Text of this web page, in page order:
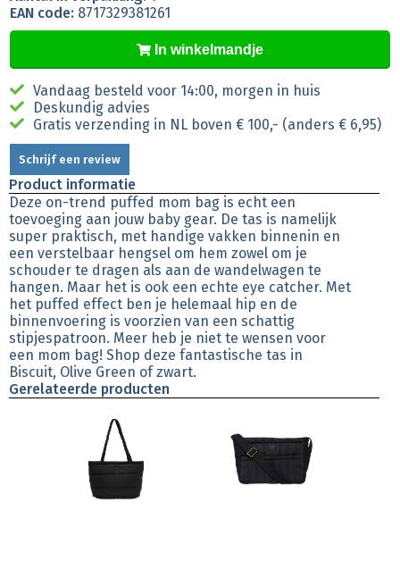
EAN code: 8717329381261
In winkelmandje
Vandaag besteld voor 14:00, morgen in huis
Deskundig advies
Gratis verzending in NL boven € 100,- (anders € 6,95)
Schrijf een review
Product informatie
Deze on-trend puffed mom bag is echt een
toevoeging aan jouw baby gear. De tas is namelijk
super praktisch, met handige vakken binnenin en
een verstelbaar hengsel om hem zowel om je
schouder te dragen als aan de wandelwagen te
hangen. Maar het is ook een echte eye catcher. Met
het puffed effect ben je helemaal hip en de
binnenvoering is voorzien van een schattig
stipjespatroon. Meer heb je niet te wensen voor
een mom bag! Shop deze fantastische tas in
Biscuit, Olive Green of zwart.
Gerelateerde producten